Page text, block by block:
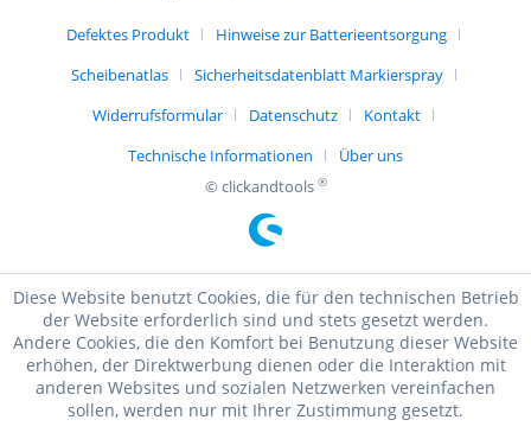
Defektes Produkt
Hinweise zur Batterieentsorgung
Scheibenatlas
Sicherheitsdatenblatt Markierspray
Widerrufsformular
Datenschutz
Kontakt
Technische Informationen
Über uns
© clickandtools ®
Diese Website benutzt Cookies, die für den technischen Betrieb
der Website erforderlich sind und stets gesetzt werden.
Andere Cookies, die den Komfort bei Benutzung dieser Website
erhöhen, der Direktwerbung dienen oder die Interaktion mit
anderen Websites und sozialen Netzwerken vereinfachen
sollen, werden nur mit Ihrer Zustimmung gesetzt.